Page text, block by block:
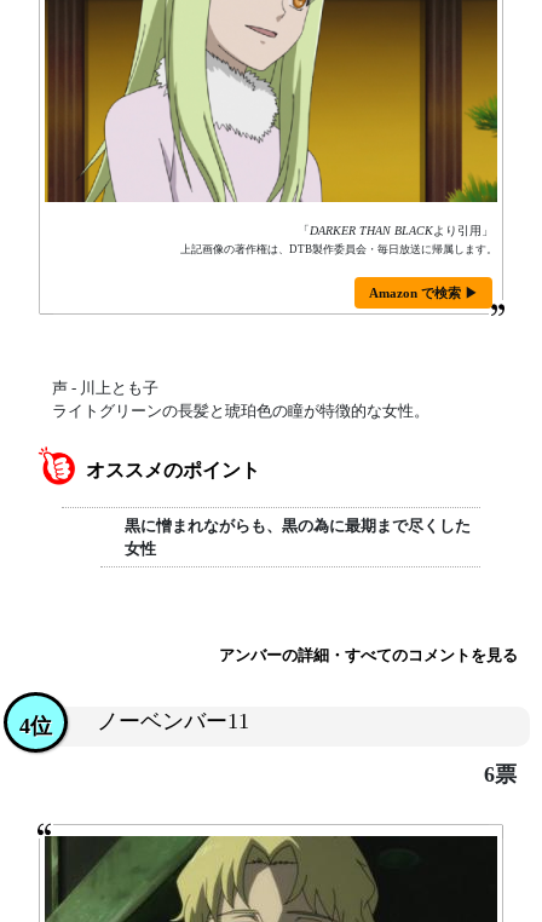
「DARKER THAN BLACKより引用」
上記画像の著作権は、DTB製作委員会・毎日放送に帰属します。
Amazon で検索 ▶
声 - 川上とも子
ライトグリーンの長髪と琥珀色の瞳が特徴的な女性。
オススメのポイント
黒に憎まれながらも、黒の為に最期まで尽くした
女性
アンバーの詳細・すべてのコメントを見る
ノーベンバー11
4位
6票